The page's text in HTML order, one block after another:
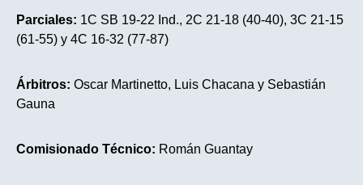
Parciales: 1C SB 19-22 Ind., 2C 21-18 (40-40), 3C 21-15
(61-55) y 4C 16-32 (77-87)
Árbitros: Oscar Martinetto, Luis Chacana y Sebastián
Gauna
Comisionado Técnico: Román Guantay